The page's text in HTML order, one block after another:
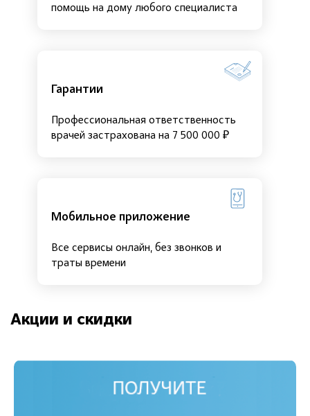
помощь на дому любого специалиста
Гарантии
Профессиональная ответственность
врачей застрахована на 7 500 000 ₽
Мобильное приложение
Все сервисы онлайн, без звонков и
траты времени
Акции и скидки